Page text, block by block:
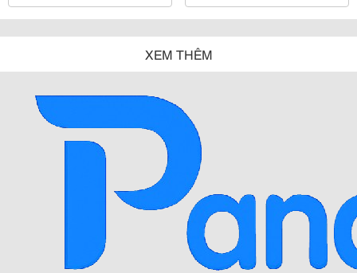
XEM THÊM